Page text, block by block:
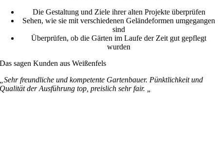
Die Gestaltung und Ziele ihrer alten Projekte überprüfen
Sehen, wie sie mit verschiedenen Geländeformen umgegangen
sind
Überprüfen, ob die Gärten im Laufe der Zeit gut gepflegt
wurden
Das sagen Kunden aus Weißenfels
„Sehr freundliche und kompetente Gartenbauer. Pünktlichkeit und
Qualität der Ausführung top, preislich sehr fair. „